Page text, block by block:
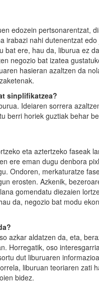
edozein pertsonarentzat,
irabazi nahi dutenentzat
bat ere, hau da, liburua ez
negozio bat izatea
hasieran azaltzen da
sinplifikatzea?
Ideiaren sorrera
berri horiek guztiak behar
eta aztertzeko faseak
ere eman dugu denbora
Ondoren, merkaturatze
erosten. Azkenik,
gomendatu diezaien
da, negozio bat modu
azkar aldatzen da, eta,
Horregatik, oso
dut liburuaren
liburuan teoriaren zati
bidez.